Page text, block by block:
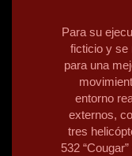
Para su
ficticio y se
para una
entorno
externos,
tres
532